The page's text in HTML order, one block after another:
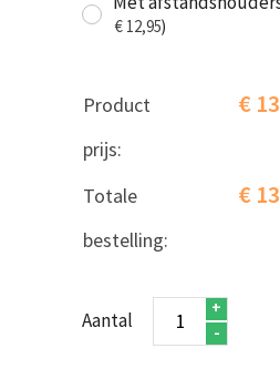
€ 12,95)
Product
prijs:
€
Totale
bestelling:
€
Aantal -
view
+